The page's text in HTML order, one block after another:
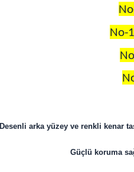
No-
Desenli arka yüzey ve renkli kenar
Güçlü koruma